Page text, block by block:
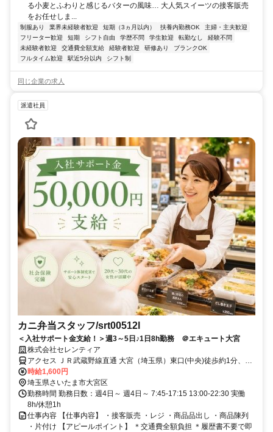
る小麦とふわりと感じるバターの風味… 大人気スイーツの接客販売
をお任せしま...
制服あり 業界未経験者歓迎 短期（3ヵ月以内） 扶養内勤務OK
主婦・主夫歓迎
フリーター歓迎
短期 シフト自由 学歴不問 学生歓迎 転勤なし
経験不問
未経験者歓迎
交通費全額支給 経験者歓迎 研修あり
ブランクOK
フルタイム歓迎
駅近5分以内 シフト制
同じ企業の求人
派遣社員
カニ弁当スタッフ/srt00512l
＜入社サポート金支給！＞週3～5日♪1日8h勤務 ＠エキュート大宮
株式会社セレンティア
アクセス ＪＲ武蔵野線直通 大宮（埼玉県）東口(中央)徒歩約1分、Ｊ
Ｒ武蔵野線直通 大宮（埼玉県）東口(中央)徒歩約1分、ＪＲ武蔵野線
直通 大宮（埼玉県）東口(中央)徒歩約1分
時給1,600円
埼玉県さいたま市大宮区
勤務時間 勤務日数：週4日～ 週4日～ 7:45-17:15 13:00-22:30 実働
8h/休憩1h
仕事内容 【仕事内容】 ・接客販売 ・レジ ・商品品出し ・商品陳列
・片付け 【アピールポイント】 ＊交通費全額負担 ＊履歴書不要で即